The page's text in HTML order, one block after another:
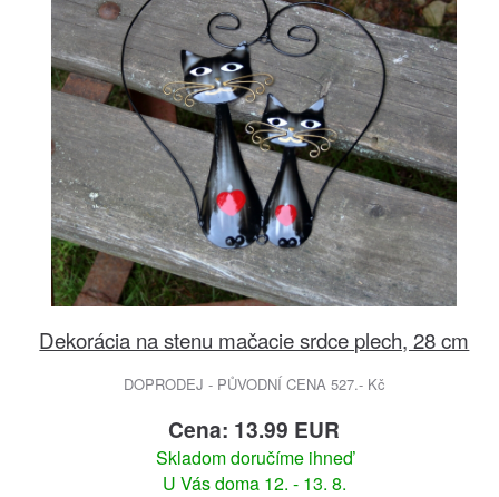
Dekorácia na stenu mačacie srdce plech, 28 cm
DOPRODEJ - PŮVODNÍ CENA 527.- Kč
Cena: 13.99 EUR
Skladom doručíme ihneď
U Vás doma 12. - 13. 8.